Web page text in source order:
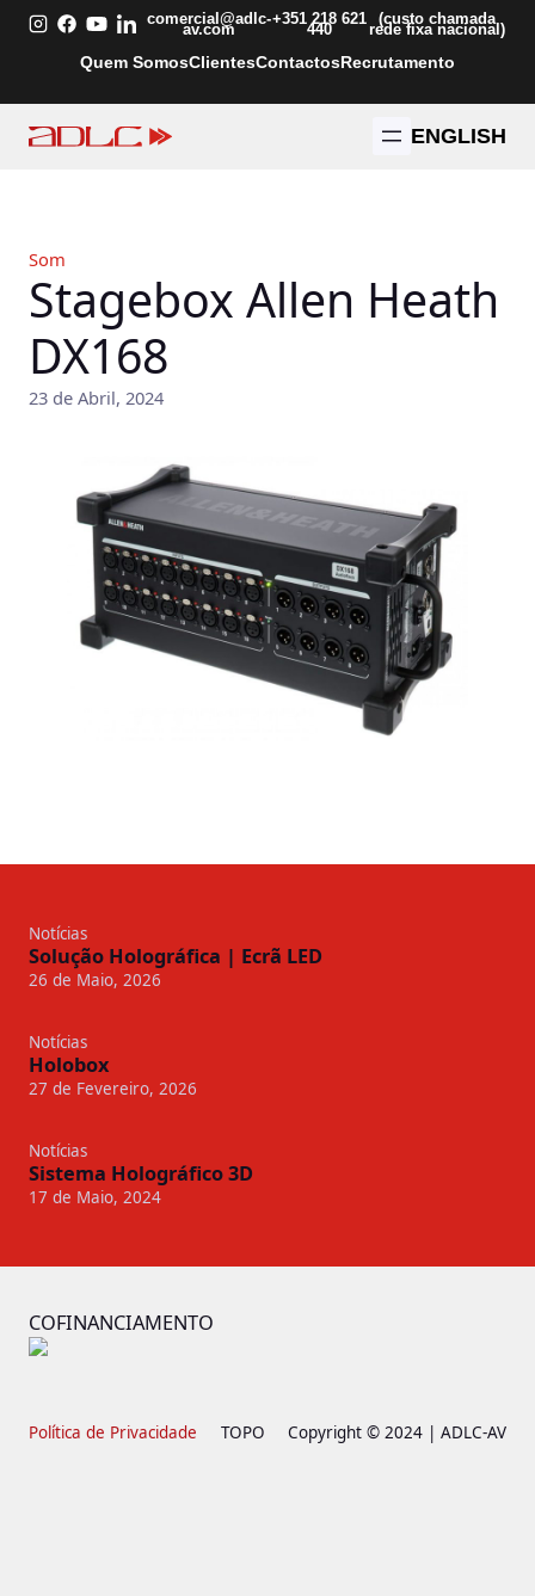
Saltar
para
conteúdo
comercial@adlc-
av.com
+351 218 621
440
(custo chamada
rede fixa nacional)
Quem SomosClientesContactosRecrutamento
ENGLISH
Som
Stagebox Allen Heath
DX168
23 de Abril, 2024
Notícias
Solução Holográfica | Ecrã LED
26 de Maio, 2026
Notícias
Holobox
27 de Fevereiro, 2026
Notícias
Sistema Holográfico 3D
17 de Maio, 2024
COFINANCIAMENTO
Política de Privacidade TOPO Copyright © 2024 | ADLC-AV